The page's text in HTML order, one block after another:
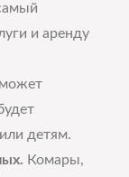
и аренду
детям.
Комары,